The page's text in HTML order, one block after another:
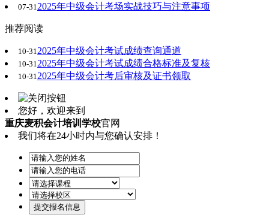
07-31 2025年中级会计考场实战技巧与注意事项
推荐阅读
10-31 2025年中级会计考试成绩查询通道
10-31 2025年中级会计考试成绩合格标准及复核
10-31 2025年中级会计考后审核及证书领取
您好，欢迎来到
重庆麦积会计培训学校官网
我们将在24小时内与您确认安排！